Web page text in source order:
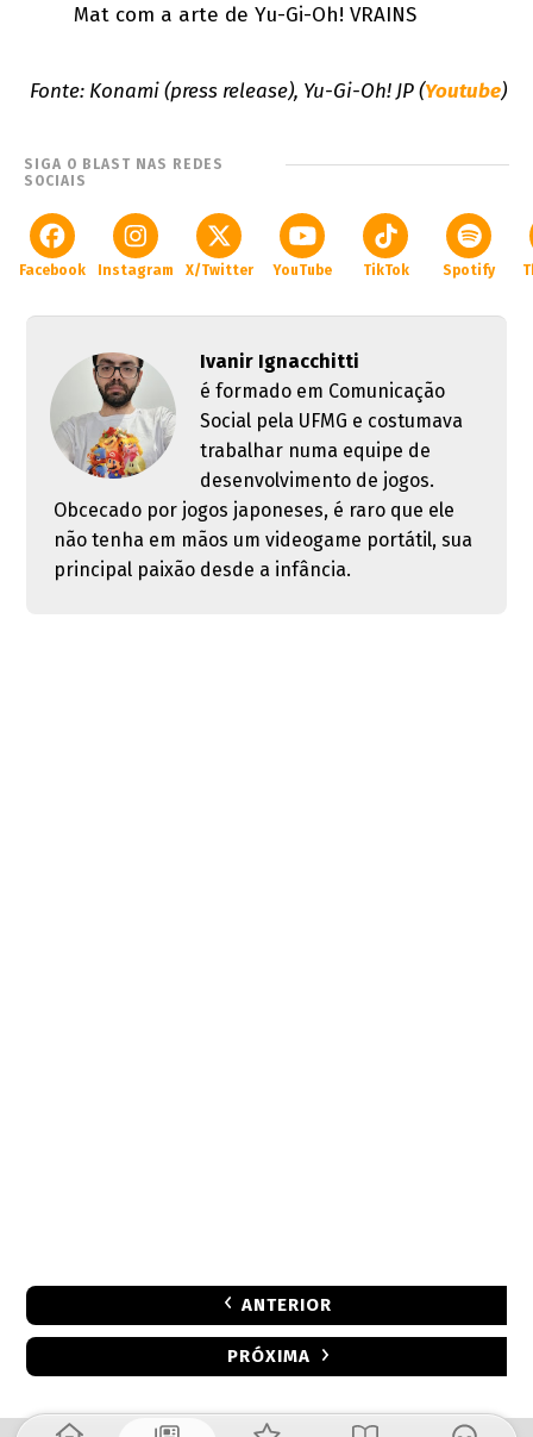
Mat com a arte de Yu-Gi-Oh! VRAINS
Fonte: Konami (press release), Yu-Gi-Oh! JP (Youtube)
SIGA O BLAST NAS REDES
SOCIAIS
Facebook Instagram X/Twitter YouTube TikTok Spotify
Ivanir Ignacchitti
é formado em Comunicação
Social pela UFMG e costumava
trabalhar numa equipe de
desenvolvimento de jogos.
Obcecado por jogos japoneses, é raro que ele
não tenha em mãos um videogame portátil, sua
principal paixão desde a infância.
ANTERIOR
PRÓXIMA